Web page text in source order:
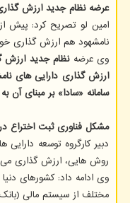
عرضه نظام جدید ارزش
امین لو تصریح کرد: پیش
نامشهود هم ارزش گذاری
وی عرضهنظام جدید ارزش
سامانه «سادا» بر مبنای آن
مشکل فناوری ثبت اختراع
دبیر کارگروه توسعه
روش هایی، ارزش گذاری می
وی ادامه داد: کشورهای
مختلف از سیستم مالی (بانک